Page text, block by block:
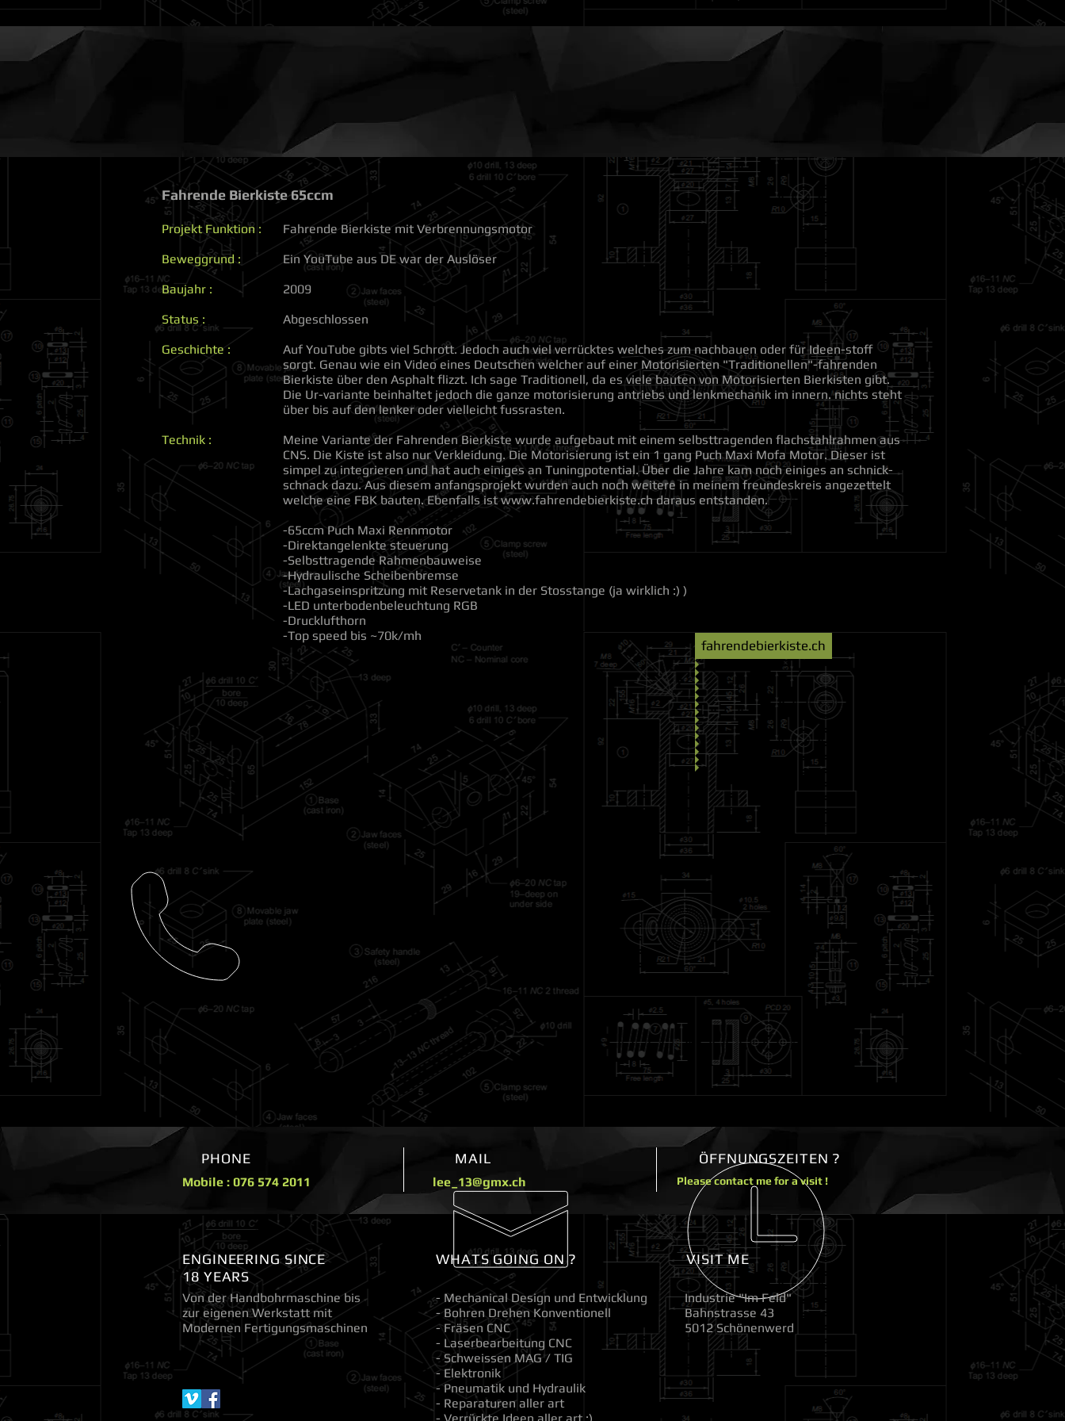
External Projects
Fahrende Bierkiste 65ccm
Projekt Funktion :
Beweggrund :
Baujahr :
Status :
Geschichte :
Technik :
Fahrende Bierkiste mit Verbrennungsmotor
Ein YouTube aus DE war der Auslöser
2009
Abgeschlossen
Auf YouTube gibts viel Schrott. Jedoch auch viel verrücktes welches zum nachbauen oder für Ideen-stoff
sorgt. Genau wie ein Video eines Deutschen welcher auf einer Motorisierten "Traditionellen"-fahrenden
Bierkiste über den Asphalt flizzt. Ich sage Traditionell, da es viele bauten von Motorisierten Bierkisten gibt.
Die Ur-variante beinhaltet jedoch die ganze motorisierung antriebs und lenkmechanik im innern. nichts steht
über bis auf den lenker oder vielleicht fussrasten.
Meine Variante der Fahrenden Bierkiste wurde aufgebaut mit einem selbsttragenden flachstahlrahmen aus
CNS. Die Kiste ist also nur Verkleidung. Die Motorisierung ist ein 1 gang Puch Maxi Mofa Motor. Dieser ist
simpel zu integrieren und hat auch einiges an Tuningpotential. Über die Jahre kam noch einiges an schnick-
schnack dazu. Aus diesem anfangsprojekt wurden auch noch weitere in meinem freundeskreis angezettelt
welche eine FBK bauten. Ebenfalls istwww.fahrendebierkiste.chdaraus entstanden.
-65ccm Puch Maxi Rennmotor
-Direktangelenkte steuerung
-Selbsttragende Rahmenbauweise
-Hydraulische Scheibenbremse
-Lachgaseinspritzung mit Reservetank in der Stosstange (ja wirklich :) )
-LED unterbodenbeleuchtung RGB
-Drucklufthorn
-Top speed bis ~70k/mh
fahrendebierkiste.ch
PHONE
Mobile : 076 574 2011
MAIL
lee_13@gmx.ch
ÖFFNUNGSZEITEN ?
Please contact me for a visit !
ENGINEERING SINCE
18 YEARS
Von der Handbohrmaschine bis
zur eigenen Werkstatt mit
Modernen Fertigungsmaschinen
WHATS GOING ON ?
- Mechanical Design und Entwicklung
- Bohren Drehen Konventionell
- Fräsen CNC
- Laserbearbeitung CNC
- Schweissen MAG / TIG
- Elektronik
- Pneumatik und Hydraulik
- Reparaturen aller art
VISIT ME
Industrie "Im Feld"
Bahnstrasse 43
5012 Schönenwerd